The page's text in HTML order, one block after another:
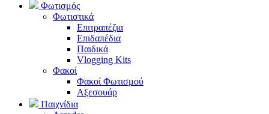
Φωτισμός
Φωτιστικά
Επιτραπέζια
Επιδαπέδια
Παιδικά
Vlogging Kits
Φακοί
Φακοί Φωτισμού
Αξεσουάρ
Παιχνίδια